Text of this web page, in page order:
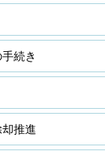
続き
推進